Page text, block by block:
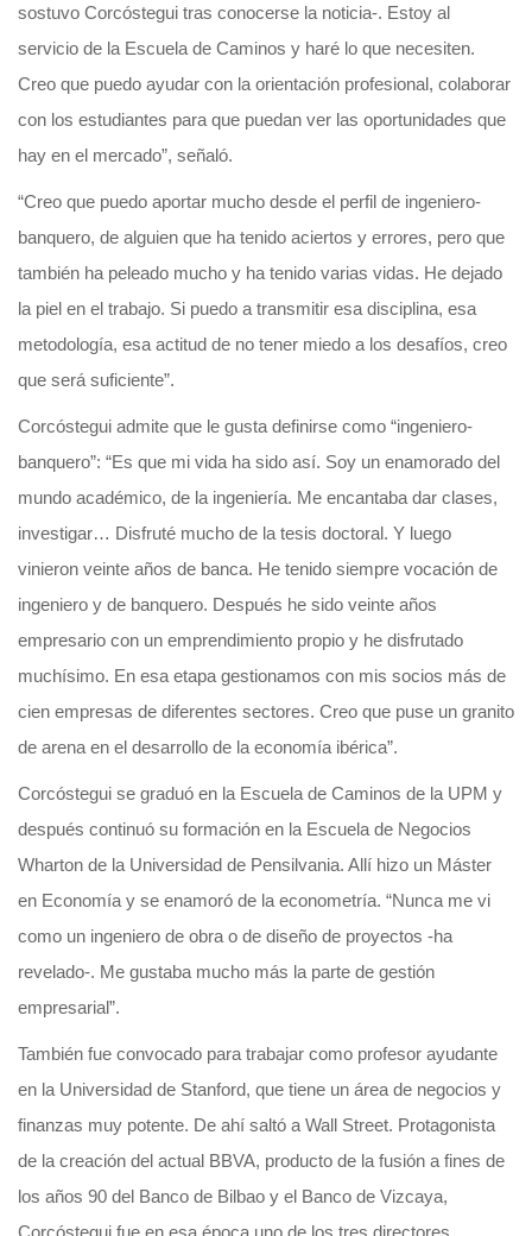
sostuvo Corcóstegui tras conocerse la noticia-. Estoy al
servicio de la Escuela de Caminos y haré lo que necesiten.
Creo que puedo ayudar con la orientación profesional, colaborar
con los estudiantes para que puedan ver las oportunidades que
hay en el mercado”, señaló.
“Creo que puedo aportar mucho desde el perfil de ingeniero-
banquero, de alguien que ha tenido aciertos y errores, pero que
también ha peleado mucho y ha tenido varias vidas. He dejado
la piel en el trabajo. Si puedo a transmitir esa disciplina, esa
metodología, esa actitud de no tener miedo a los desafíos, creo
que será suficiente”.
Corcóstegui admite que le gusta definirse como “ingeniero-
banquero”: “Es que mi vida ha sido así. Soy un enamorado del
mundo académico, de la ingeniería. Me encantaba dar clases,
investigar… Disfruté mucho de la tesis doctoral. Y luego
vinieron veinte años de banca. He tenido siempre vocación de
ingeniero y de banquero. Después he sido veinte años
empresario con un emprendimiento propio y he disfrutado
muchísimo. En esa etapa gestionamos con mis socios más de
cien empresas de diferentes sectores. Creo que puse un granito
de arena en el desarrollo de la economía ibérica”.
Corcóstegui se graduó en la Escuela de Caminos de la UPM y
después continuó su formación en la Escuela de Negocios
Wharton de la Universidad de Pensilvania. Allí hizo un Máster
en Economía y se enamoró de la econometría. “Nunca me vi
como un ingeniero de obra o de diseño de proyectos -ha
revelado-. Me gustaba mucho más la parte de gestión
empresarial”.
También fue convocado para trabajar como profesor ayudante
en la Universidad de Stanford, que tiene un área de negocios y
finanzas muy potente. De ahí saltó a Wall Street. Protagonista
de la creación del actual BBVA, producto de la fusión a fines de
los años 90 del Banco de Bilbao y el Banco de Vizcaya,
Corcóstegui fue en esa época uno de los tres directores